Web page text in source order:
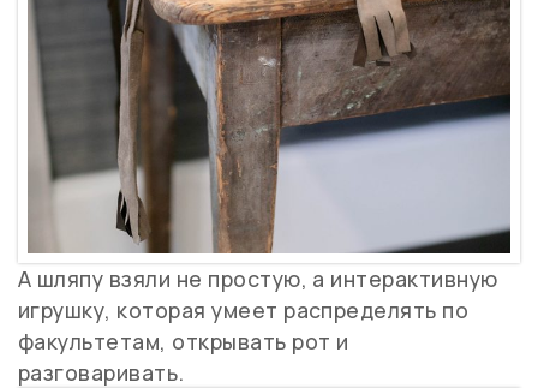
А шляпу взяли не простую, а интерактивную
игрушку, которая умеет распределять по
факультетам, открывать рот и
разговаривать.